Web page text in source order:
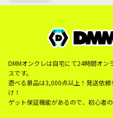
DMMオンクレは自宅にて24時間オン
スです。
遊べる景品は3,000点以上！発送依
け！
ゲット保証機能があるので、初心者